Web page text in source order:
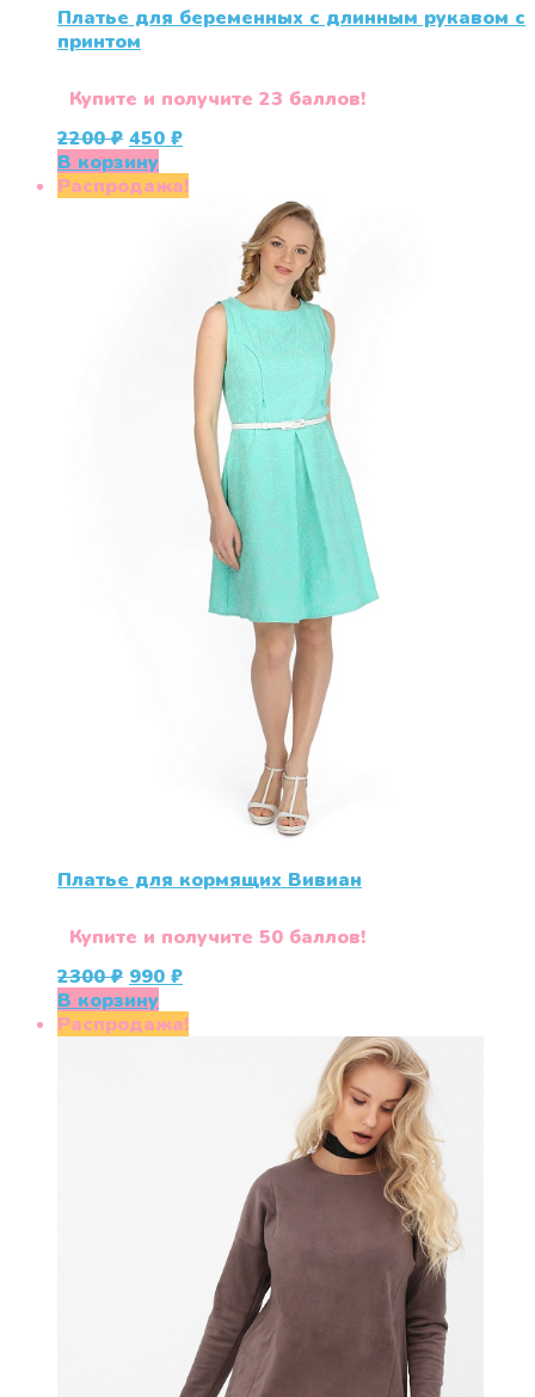
Платье для беременных с длинным рукавом с
принтом
Купите и получите 23 баллов!
2200₽ Первоначальная
цена
составляла
450 ₽Текущая
450 ₽.
В корзину
Распродажа!
Платье для кормящих Вивиан
Купите и получите 50 баллов!
2300₽ Первоначальная
цена
составляла
990 ₽Текущая
990 ₽.
В корзину
Распродажа!